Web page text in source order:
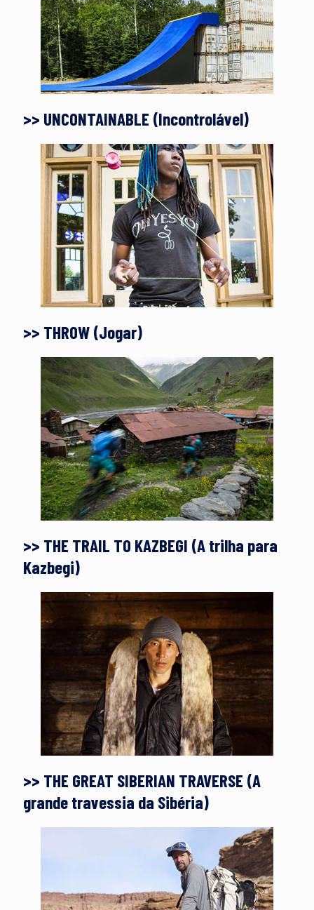
>> UNCONTAINABLE (Incontrolável)
>> THROW (Jogar)
>> THE TRAIL TO KAZBEGI (A trilha para
Kazbegi)
>> THE GREAT SIBERIAN TRAVERSE (A
grande travessia da Sibéria)